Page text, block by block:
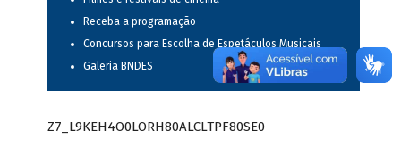
Receba a programação
Concursos para Escolha de Espetáculos Musicais
Galeria BNDES
Z7_L9KEH4O0LORH80ALCLTPF80SE0